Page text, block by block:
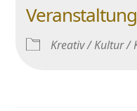
Kreativ / Kultur /